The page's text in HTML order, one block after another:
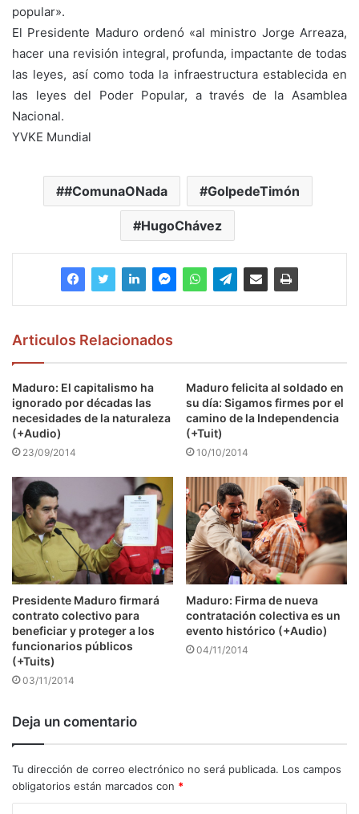
popular».
El Presidente Maduro ordenó «al ministro Jorge Arreaza,
hacer una revisión integral, profunda, impactante de todas
las leyes, así como toda la infraestructura establecida en
las leyes del Poder Popular, a través de la Asamblea
Nacional.
YVKE Mundial
#ComunaONada GolpedeTimón
HugoChávez
Articulos Relacionados
Maduro: El capitalismo ha
ignorado por décadas las
necesidades de la naturaleza
(+Audio)
23/09/2014
Maduro felicita al soldado en
su día: Sigamos firmes por el
camino de la Independencia
(+Tuit)
10/10/2014
Presidente Maduro firmará
contrato colectivo para
beneficiar y proteger a los
funcionarios públicos
(+Tuits)
03/11/2014
Maduro: Firma de nueva
contratación colectiva es un
evento histórico (+Audio)
04/11/2014
Deja un comentario
Tu dirección de correo electrónico no será publicada. Los campos
obligatorios están marcados con *